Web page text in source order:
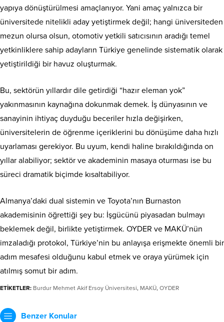
yapıya dönüştürülmesi amaçlanıyor. Yani amaç yalnızca bir
üniversitede nitelikli aday yetiştirmek değil; hangi üniversiteden
mezun olursa olsun, otomotiv yetkili satıcısının aradığı temel
yetkinliklere sahip adayların Türkiye genelinde sistematik olarak
yetiştirildiği bir havuz oluşturmak.
Bu, sektörün yıllardır dile getirdiği “hazır eleman yok”
yakınmasının kaynağına dokunmak demek. İş dünyasının ve
sanayinin ihtiyaç duyduğu beceriler hızla değişirken,
üniversitelerin de öğrenme içeriklerini bu dönüşüme daha hızlı
uyarlaması gerekiyor. Bu uyum, kendi haline bırakıldığında on
yıllar alabiliyor; sektör ve akademinin masaya oturması ise bu
süreci dramatik biçimde kısaltabiliyor.
Almanya’daki dual sistemin ve Toyota’nın Burnaston
akademisinin öğrettiği şey bu: İşgücünü piyasadan bulmayı
beklemek değil, birlikte yetiştirmek. OYDER ve MAKÜ’nün
imzaladığı protokol, Türkiye’nin bu anlayışa erişmekte önemli bir
adım mesafesi olduğunu kabul etmek ve oraya yürümek için
atılmış somut bir adım.
ETİKETLER: Burdur Mehmet Akif Ersoy Üniversitesi, MAKÜ, OYDER
Benzer Konular